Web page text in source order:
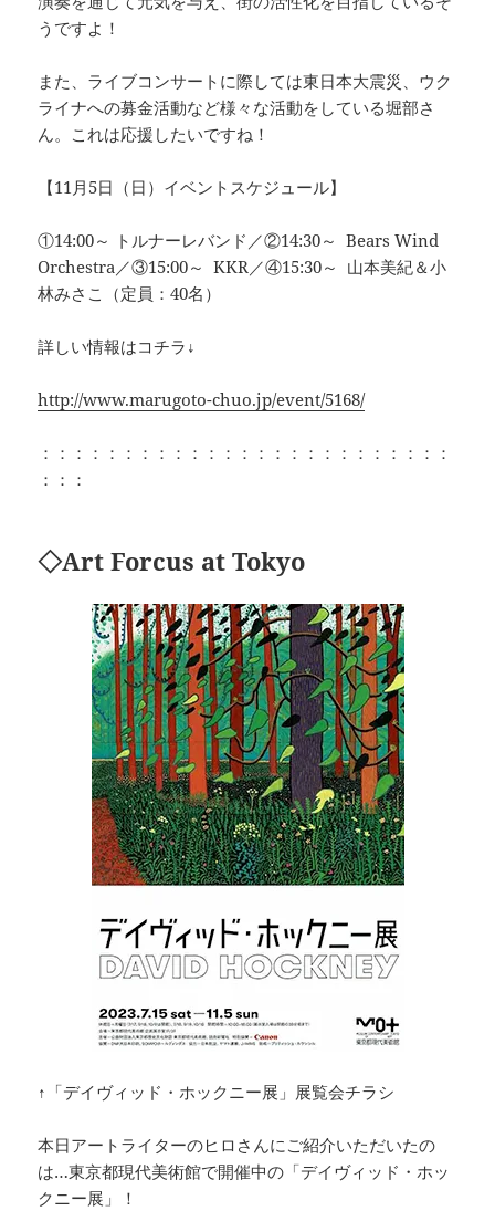
うですよ！
また、ライブコンサートに際しては東日本大震災、ウク
ライナへの募金活動など様々な活動をしている堀部さ
ん。これは応援したいですね！
【11月5日（日）イベントスケジュール】
①14:00～ トルナーレバンド／②14:30～ Bears Wind
Orchestra／③15:00～ KKR／④15:30～ 山本美紀＆小
林みさこ（定員：40名）
詳しい情報はコチラ↓
http://www.marugoto-chuo.jp/event/5168/
：：：：：：：：：：：：：：：：：：：：：：：：：
：：：
◇Art Forcus at Tokyo
↑「デイヴィッド・ホックニー展」展覧会チラシ
本日アートライターのヒロさんにご紹介いただいたの
は…東京都現代美術館で開催中の「デイヴィッド・ホッ
クニー展」！